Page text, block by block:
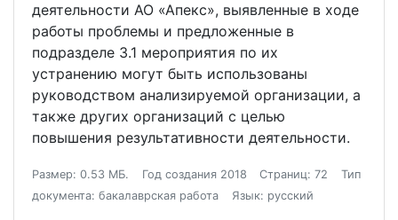
деятельности АО «Апекс», выявленные в ходе
работы проблемы и предложенные в
подразделе 3.1 мероприятия по их
устранению могут быть использованы
руководством анализируемой организации, а
также других организаций с целью
повышения результативности деятельности.
Размер: 0.53 МБ. Год создания 2018 Страниц: 72
Тип
документа: бакалаврская работа
Язык: русский